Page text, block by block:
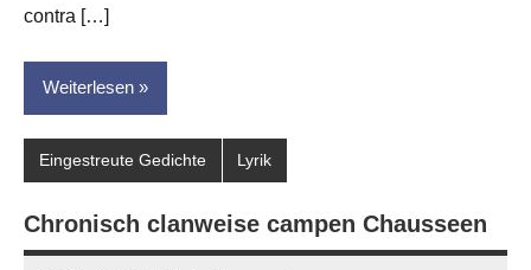
contra […]
Weiterlesen
Eingestreute Gedichte Lyrik
Chronisch clanweise campen Chausseen